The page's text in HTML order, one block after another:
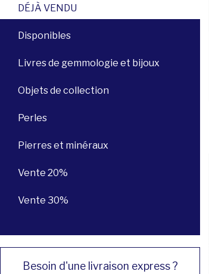
DÉJÀ VENDU
Disponibles
Livres de gemmologie et bijoux
Objets de collection
Perles
Pierres et minéraux
Vente 20%
Vente 30%
Besoin d'une livraison express ?